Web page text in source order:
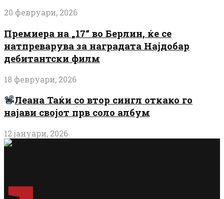
20 февруари, 2026
Премиера на „17“ во Берлин, ќе се
натпреварува за наградата Најдобар
дебитантски филм
18 февруари, 2026
Леана Таќи со втор сингл откако го
најави својот прв соло албум
12 јануари, 2026